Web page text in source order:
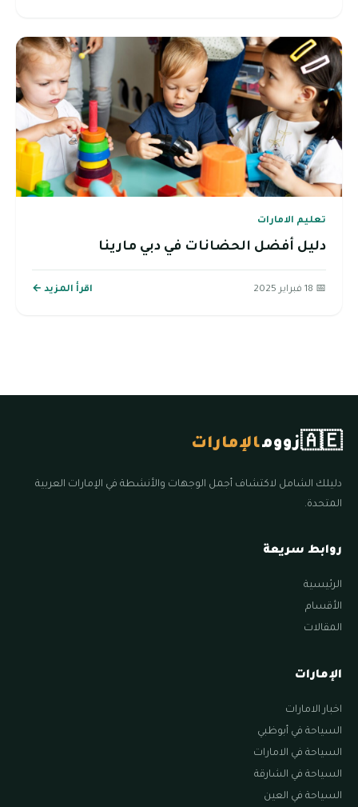
تعليم الامارات
دليل أفضل الحضانات في دبي مارينا
📅 18 فبراير 2025 اقرأ المزيد ←
🇦🇪زوومالإمارات
دليلك الشامل لاكتشاف أجمل الوجهات والأنشطة في الإمارات العربية
المتحدة.
روابط سريعة
الرئيسية
الأقسام
المقالات
الإمارات
اخبار الامارات
السياحة في أبوظبي
السياحة في الامارات
السياحة في الشارقة
السياحة في العين